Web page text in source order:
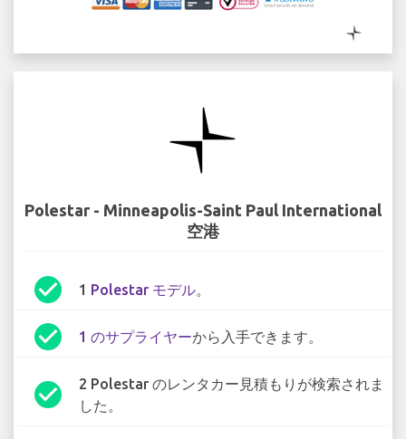
Polestar - Minneapolis-Saint Paul International
空港
check_circle 1 Polestar モデル。
check_circle 1 のサプライヤーから入手できます。
check_circle
2 Polestar のレンタカー見積もりが検索されま
した。